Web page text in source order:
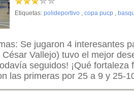
Etiquetas: polideportivo , copa pucp ,
Se jugaron 4 interesantes
Vallejo) tuvo el mejor
seguidos! ¡Qué
las primeras por 25 a 9 y 25-